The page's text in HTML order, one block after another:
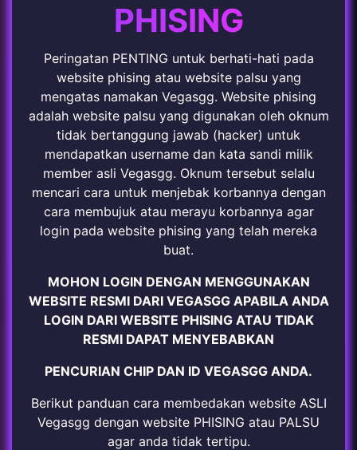
PHISING
Peringatan PENTING untuk berhati-hati pada
website phising atau website palsu yang
mengatas namakan Vegasgg. Website phising
adalah website palsu yang digunakan oleh oknum
tidak bertanggung jawab (hacker) untuk
mendapatkan username dan kata sandi milik
member asli Vegasgg. Oknum tersebut selalu
mencari cara untuk menjebak korbannya dengan
cara membujuk atau merayu korbannya agar
login pada website phising yang telah mereka
buat.
MOHON LOGIN DENGAN MENGGUNAKAN
WEBSITE RESMI DARI VEGASGG APABILA ANDA
LOGIN DARI WEBSITE PHISING ATAU TIDAK
RESMI DAPAT MENYEBABKAN
PENCURIAN CHIP DAN ID VEGASGG ANDA.
Berikut panduan cara membedakan website ASLI
Vegasgg dengan website PHISING atau PALSU
agar anda tidak tertipu.